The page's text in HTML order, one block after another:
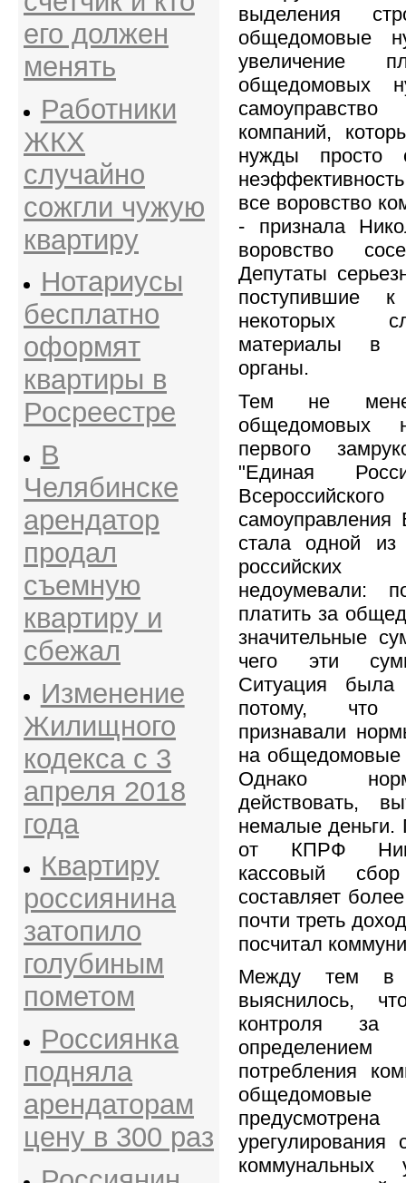
его должен
менять
Работники
ЖКХ
случайно
сожгли чужую
квартиру
Нотариусы
бесплатно
оформят
квартиры в
Росреестре
В
Челябинске
арендатор
продал
съемную
квартиру и
сбежал
Изменение
Жилищного
кодекса с 3
апреля 2018
года
Квартиру
россиянина
затопило
голубиным
пометом
Россиянка
подняла
арендаторам
цену в 300 раз
выделения
общедомовые
увеличение
общедомовых
компаний,
нужды просто
все воровство
- признала
воровство
Депутаты
поступившие
некоторых
материалы в
органы.
Тем не
первого
"Единая
самоуправления
стала одной
российских
недоумевали:
платить за
значительные
чего эти
Ситуация
потому, что
признавали
на общедомовые
Однако
действовать,
немалые
от КПРФ
кассовый
составляет
почти треть
посчитал
Между тем в
выяснилось,
контроля за
потребления
урегулирования
коммунальных